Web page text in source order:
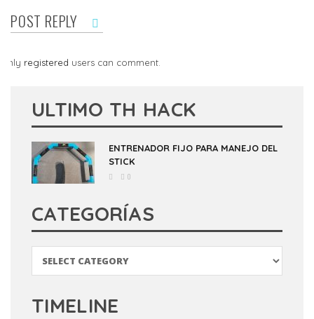
POST REPLY
Only registered users can comment.
ULTIMO TH HACK
ENTRENADOR FIJO PARA MANEJO DEL
STICK
0
CATEGORÍAS
TIMELINE